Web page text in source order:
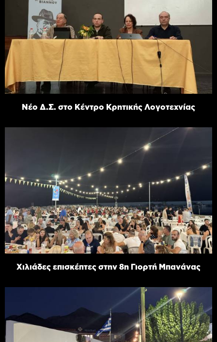
Νέο Δ.Σ. στο Κέντρο Κρητικής Λογοτεχνίας
Χιλιάδες επισκέπτες στην 8η Γιορτή Μπανάνας